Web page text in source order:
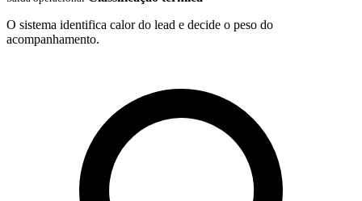
O sistema identifica calor do lead e decide o peso do
acompanhamento.